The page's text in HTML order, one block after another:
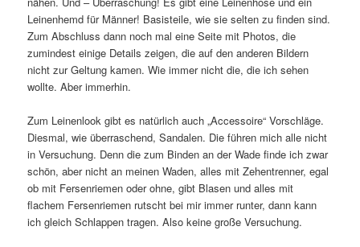
Leinenhemd für Männer! Basisteile, wie sie selten zu finden sind.
Zum Abschluss dann noch mal eine Seite mit Photos, die
zumindest einige Details zeigen, die auf den anderen Bildern
nicht zur Geltung kamen. Wie immer nicht die, die ich sehen
wollte. Aber immerhin.
Zum Leinenlook gibt es natürlich auch „Accessoire“ Vorschläge.
Diesmal, wie überraschend, Sandalen. Die führen mich alle nicht
in Versuchung. Denn die zum Binden an der Wade finde ich zwar
schön, aber nicht an meinen Waden, alles mit Zehentrenner, egal
ob mit Fersenriemen oder ohne, gibt Blasen und alles mit
flachem Fersenriemen rutscht bei mir immer runter, dann kann
ich gleich Schlappen tragen. Also keine große Versuchung.